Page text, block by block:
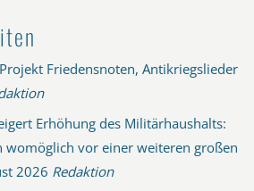
Friedensnoten, Antikriegslieder
Erhöhung des Militärhaushalts:
womöglich vor einer weiteren großen
2026 Redaktion